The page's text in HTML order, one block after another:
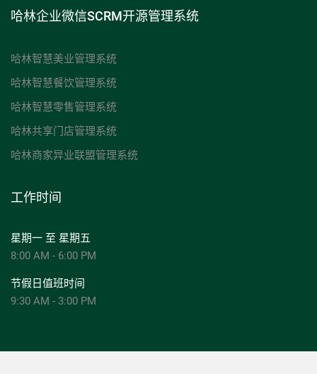
哈林企业微信SCRM开源管理系统
哈林智慧美业管理系统
哈林智慧餐饮管理系统
哈林智慧零售管理系统
哈林共享门店管理系统
哈林商家异业联盟管理系统
工作时间
星期一 至 星期五
8:00 AM - 6:00 PM
节假日值班时间
9:30 AM - 3:00 PM